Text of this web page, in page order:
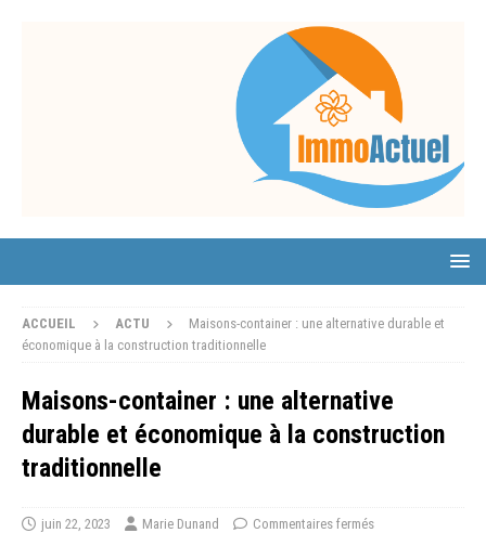
ACCUEIL ACTU
Maisons-container : une alternative durable et
économique à la construction traditionnelle
Maisons-container : une alternative
durable et économique à la construction
traditionnelle
juin 22, 2023 Marie Dunand Commentaires fermés